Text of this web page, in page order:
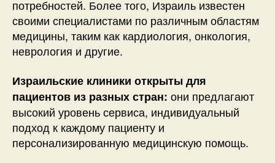
потребностей. Более того, Израиль известен
своими специалистами по различным областям
медицины, таким как кардиология, онкология,
неврология и другие.
Израильские клиники открыты для
пациентов из разных стран: они предлагают
высокий уровень сервиса, индивидуальный
подход к каждому пациенту и
персонализированную медицинскую помощь.